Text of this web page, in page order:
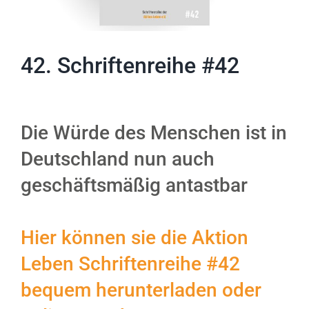
42. Schriftenreihe #42
Die Würde des Menschen ist in
Deutschland nun auch
geschäftsmäßig antastbar
Hier können sie die Aktion
Leben Schriftenreihe #42
bequem herunterladen oder